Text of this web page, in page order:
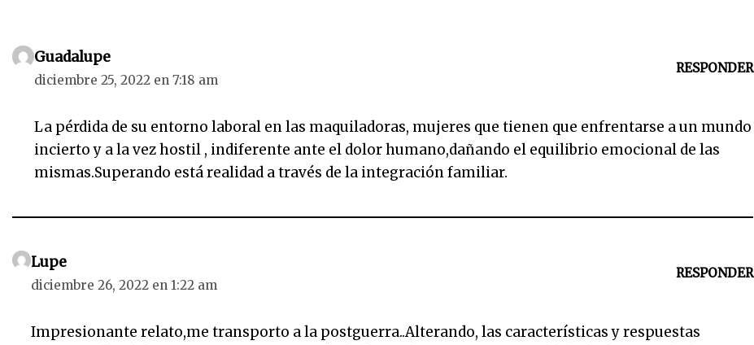
Guadalupe
diciembre 25, 2022 en 7:18 am
RESPONDER
La pérdida de su entorno laboral en las maquiladoras, mujeres que tienen que enfrentarse a un mundo
incierto y a la vez hostil , indiferente ante el dolor humano,dañando el equilibrio emocional de las
mismas.Superando está realidad a través de la integración familiar.
Lupe
diciembre 26, 2022 en 1:22 am
RESPONDER
Impresionante relato,me transporto a la postguerra..Alterando, las características y respuestas